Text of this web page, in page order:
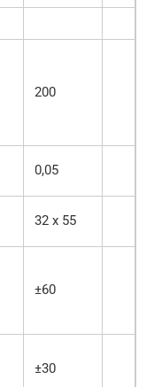
200
0,05
32 х 55
±60
±30